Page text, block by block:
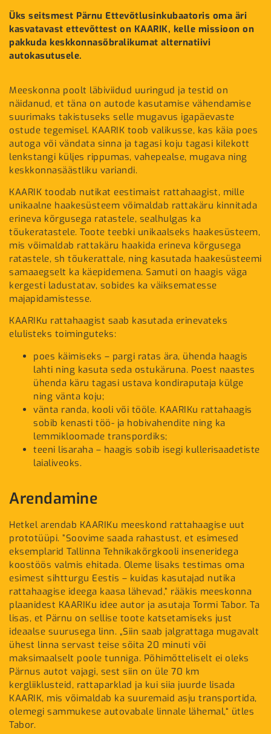
Üks seitsmest Pärnu Ettevõtlusinkubaatoris oma äri
kasvatavast ettevõttest on KAARIK, kelle missioon on
pakkuda keskkonnasõbralikumat alternatiivi
autokasutusele.
Meeskonna poolt läbiviidud uuringud ja testid on
näidanud, et täna on autode kasutamise vähendamise
suurimaks takistuseks selle mugavus igapäevaste
ostude tegemisel. KAARIK toob valikusse, kas käia poes
autoga või vändata sinna ja tagasi koju tagasi kilekott
lenkstangi küljes rippumas, vahepealse, mugava ning
keskkonnasäästliku variandi.
KAARIK toodab nutikat eestimaist rattahaagist, mille
unikaalne haakesüsteem võimaldab rattakäru kinnitada
erineva kõrgusega ratastele, sealhulgas ka
tõukeratastele. Toote teebki unikaalseks haakesüsteem,
mis võimaldab rattakäru haakida erineva kõrgusega
ratastele, sh tõukerattale, ning kasutada haakesüsteemi
samaaegselt ka käepidemena. Samuti on haagis väga
kergesti ladustatav, sobides ka väiksematesse
majapidamistesse.
KAARIKu rattahaagist saab kasutada erinevateks
elulisteks toiminguteks:
poes käimiseks – pargi ratas ära, ühenda haagis
lahti ning kasuta seda ostukäruna. Poest naastes
ühenda käru tagasi ustava kondiraputaja külge
ning vänta koju;
vänta randa, kooli või tööle. KAARIKu rattahaagis
sobib kenasti töö- ja hobivahendite ning ka
lemmikloomade transpordiks;
teeni lisaraha – haagis sobib isegi kullerisaadetiste
laialiveoks.
Arendamine
Hetkel arendab KAARIKu meeskond rattahaagise uut
prototüüpi. ”Soovime saada rahastust, et esimesed
eksemplarid Tallinna Tehnikakõrgkooli inseneridega
koostöös valmis ehitada. Oleme lisaks testimas oma
esimest sihtturgu Eestis – kuidas kasutajad nutika
rattahaagise ideega kaasa lähevad,” rääkis meeskonna
plaanidest KAARIKu idee autor ja asutaja Tormi Tabor. Ta
lisas, et Pärnu on sellise toote katsetamiseks just
ideaalse suurusega linn. „Siin saab jalgrattaga mugavalt
ühest linna servast teise sõita 20 minuti või
maksimaalselt poole tunniga. Põhimõtteliselt ei oleks
Pärnus autot vajagi, sest siin on üle 70 km
kergliiklusteid, rattaparklad ja kui siia juurde lisada
KAARIK, mis võimaldab ka suuremaid asju transportida,
olemegi sammukese autovabale linnale lähemal,“ ütles
Tabor.